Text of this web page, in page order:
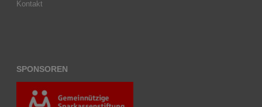
Kontakt
SPONSOREN